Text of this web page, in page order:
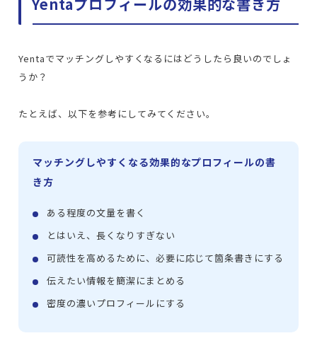
Yentaプロフィールの効果的な書き方
Yentaでマッチングしやすくなるにはどうしたら良いのでしょ
うか？
たとえば、以下を参考にしてみてください。
マッチングしやすくなる効果的なプロフィールの書
き方
ある程度の文量を書く
とはいえ、長くなりすぎない
可読性を高めるために、必要に応じて箇条書きにする
伝えたい情報を簡潔にまとめる
密度の濃いプロフィールにする